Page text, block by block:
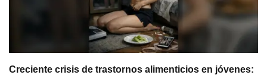
Creciente crisis de trastornos alimenticios en jóvenes: